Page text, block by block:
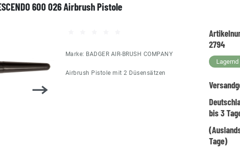
600 026 Airbrush Pistole
Marke: BADGER AIR-BRUSH COMPANY
Airbrush Pistole mit 2 Düsensätzen
2794
bis 3
Tage)